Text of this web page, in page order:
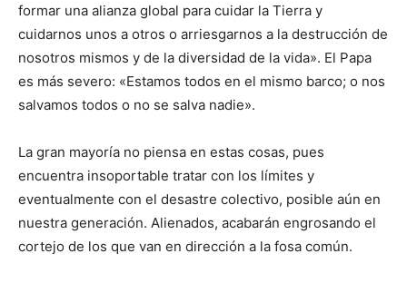
formar una alianza global para cuidar la Tierra y
cuidarnos unos a otros o arriesgarnos a la destrucción de
nosotros mismos y de la diversidad de la vida». El Papa
es más severo: «Estamos todos en el mismo barco; o nos
salvamos todos o no se salva nadie».
La gran mayoría no piensa en estas cosas, pues
encuentra insoportable tratar con los límites y
eventualmente con el desastre colectivo, posible aún en
nuestra generación. Alienados, acabarán engrosando el
cortejo de los que van en dirección a la fosa común.